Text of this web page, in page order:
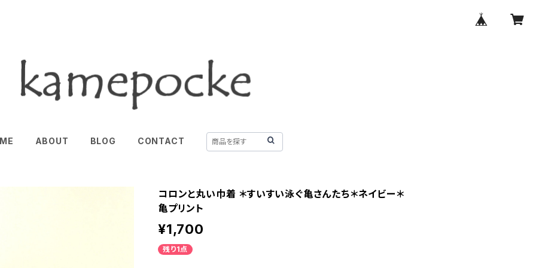
ABOUT BLOG CONTACT
コロンと丸い巾着 ＊すいすい泳ぐ亀さんたち＊ネイビー＊
亀プリント
¥1,700
残り1点